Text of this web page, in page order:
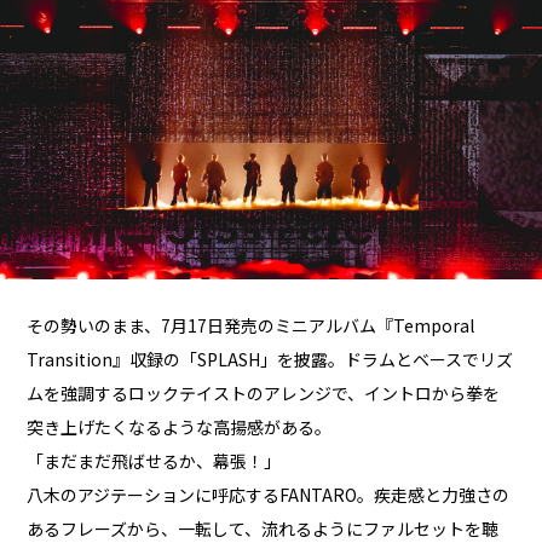
その勢いのまま、7月17日発売のミニアルバム『Temporal
Transition』収録の「SPLASH」を披露。ドラムとベースでリズ
ムを強調するロックテイストのアレンジで、イントロから拳を
突き上げたくなるような高揚感がある。
「まだまだ飛ばせるか、幕張！」
八木のアジテーションに呼応するFANTARO。疾走感と力強さの
あるフレーズから、一転して、流れるようにファルセットを聴